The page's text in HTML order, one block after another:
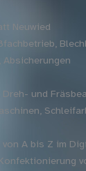
Neuwied
Absicherungen
und
A bis Z im